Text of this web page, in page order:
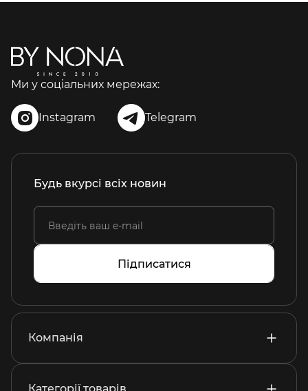
Ми у соціальних мережах:
Instagram Telegram
Будь вкурсі всіх новин
Підписатися
Компанія